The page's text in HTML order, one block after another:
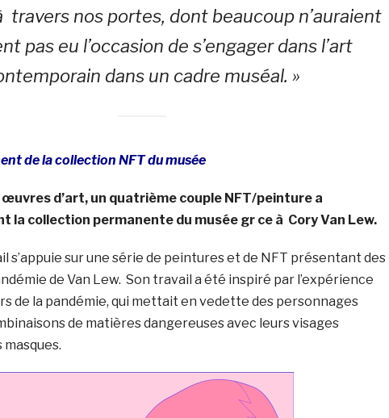
travers nos portes, dont beaucoup n’auraient
pas eu l’occasion de s’engager dans l’art
dans un cadre muséal. »
de la collection NFT du musée
œuvres d’art, un quatrième couple NFT/peinture a
la collection permanente du musée gr ce à Cory Van Lew.
s’appuie sur une série de peintures et de NFT présentant des
de Van Lew. Son travail a été inspiré par l’expérience
de la pandémie, qui mettait en vedette des personnages
de matières dangereuses avec leurs visages